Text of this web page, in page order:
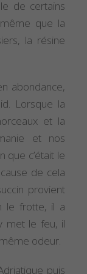
de certains
que la
la résine
abondance,
Lorsque la
et la
et nos
que c’était le
de cela
provient
le frotte, il a
met le feu, il
odeur.
puis